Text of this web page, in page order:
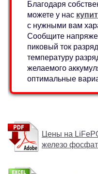
Благодаря
можете у нас
с нужными вам
Сообщите
пиковый ток
температуру
желаемого
оптимальные
Цены на
железо